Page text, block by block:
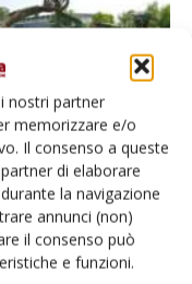
nostri partner
memorizzare e/o
Il consenso a queste
di elaborare
la navigazione
annunci (non)
il consenso può
e funzioni.
– settembre